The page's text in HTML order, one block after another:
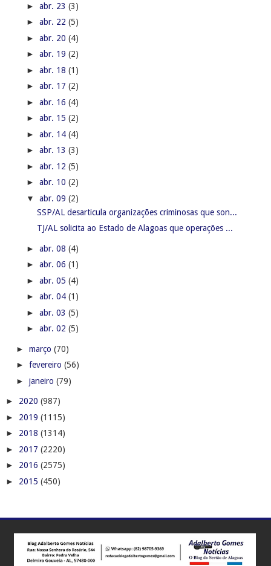
► abr. 23 (3)
► abr. 22 (5)
► abr. 20 (4)
► abr. 19 (2)
► abr. 18 (1)
► abr. 17 (2)
► abr. 16 (4)
► abr. 15 (2)
► abr. 14 (4)
► abr. 13 (3)
► abr. 12 (5)
► abr. 10 (2)
▼ abr. 09 (2)
SSP/AL desarticula organizações criminosas que son...
TJ/AL solicita ao Estado de Alagoas que operações ...
► abr. 08 (4)
► abr. 06 (1)
► abr. 05 (4)
► abr. 04 (1)
► abr. 03 (5)
► abr. 02 (5)
► março (70)
► fevereiro (56)
► janeiro (79)
► 2020 (987)
► 2019 (1115)
► 2018 (1314)
► 2017 (2220)
► 2016 (2575)
► 2015 (450)